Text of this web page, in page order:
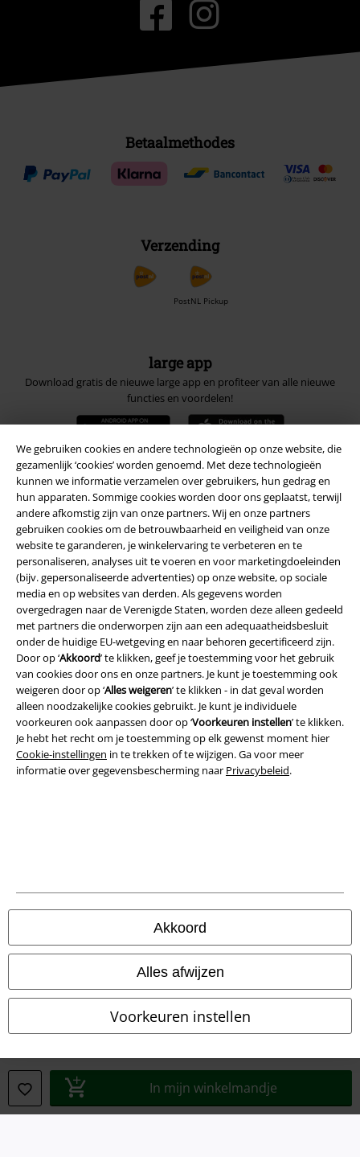
We gebruiken cookies en andere technologieën op onze website, die
gezamenlijk ‘cookies’ worden genoemd. Met deze technologieën
kunnen we informatie verzamelen over gebruikers, hun gedrag en
hun apparaten. Sommige cookies worden door ons geplaatst, terwijl
andere afkomstig zijn van onze partners. Wij en onze partners
gebruiken cookies om de betrouwbaarheid en veiligheid van onze
website te garanderen, je winkelervaring te verbeteren en te
personaliseren, analyses uit te voeren en voor marketingdoeleinden
(bijv. gepersonaliseerde advertenties) op onze website, op sociale
media en op websites van derden. Als gegevens worden
overgedragen naar de Verenigde Staten, worden deze alleen gedeeld
met partners die onderworpen zijn aan een adequaatheidsbesluit
onder de huidige EU-wetgeving en naar behoren gecertificeerd zijn.
Door op ‘Akkoord’ te klikken, geef je toestemming voor het gebruik
van cookies door ons en onze partners. Je kunt je toestemming ook
weigeren door op ‘Alles weigeren’ te klikken - in dat geval worden
alleen noodzakelijke cookies gebruikt. Je kunt je individuele
voorkeuren ook aanpassen door op ‘Voorkeuren instellen’ te klikken.
Je hebt het recht om je toestemming op elk gewenst moment hier
Cookie-instellingen in te trekken of te wijzigen. Ga voor meer
informatie over gegevensbescherming naar Privacybeleid.
Akkoord
Alles afwijzen
Voorkeuren instellen
In mijn winkelmandje
Betaalmethodes
Verzending
PostNL Pickup
large app
Download gratis de nieuwe large app en profiteer van alle nieuwe
functies en voordelen!
A Warner Music Group Company
Beveiliging
Bedrijfsgegevens
Privacyverklaring
Informatie over toegankelijkheid
Cookie-instellingen
Annuleer bestelling